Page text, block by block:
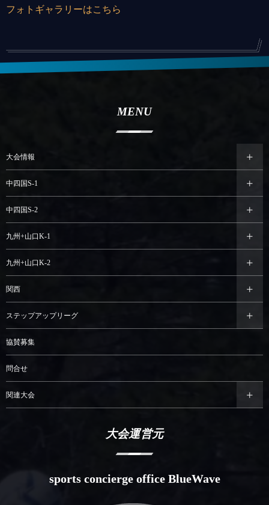
フォトギャラリーはこちら
MENU
大会情報
中四国S-1
中四国S-2
九州+山口K-1
九州+山口K-2
関西
ステップアップリーグ
協賛募集
問合せ
関連大会
大会運営元
sports concierge office BlueWave